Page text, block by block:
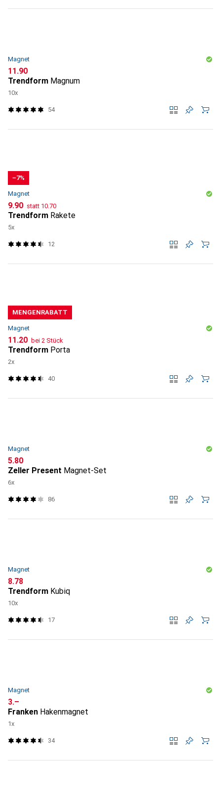
Magnet
CHF
11.90
Trendform Magnum
10x
54
−7%
Magnet
CHF
9.90 statt CHF
10.70
Trendform Rakete
5x
12
MENGENRABATT
Magnet
CHF
11.20 bei 2 Stück
Trendform Porta
2x
40
Magnet
CHF
5.80
Zeller Present Magnet-Set
6x
86
Magnet
CHF
8.78
Trendform Kubiq
10x
17
Magnet
CHF
3.–
Franken Hakenmagnet
1x
34